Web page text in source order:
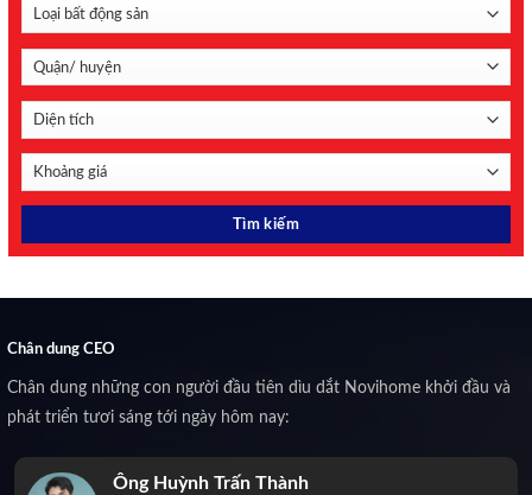
Chân dung CEO
Chân dung những con người đầu tiên dìu dắt Novihome khởi đầu và
phát triển tươi sáng tới ngày hôm nay:
Ông Huỳnh Trấn Thành